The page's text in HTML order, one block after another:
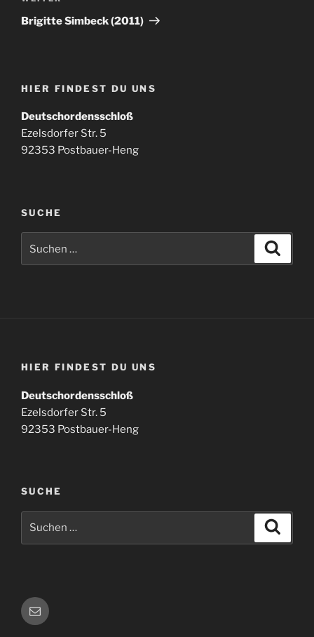
Beitrag
Brigitte Simbeck (2011)
HIER FINDEST DU UNS
Deutschordensschloß
Ezelsdorfer Str. 5
92353 Postbauer-Heng
SUCHE
nach:
HIER FINDEST DU UNS
Deutschordensschloß
Ezelsdorfer Str. 5
92353 Postbauer-Heng
SUCHE
E-
Mail